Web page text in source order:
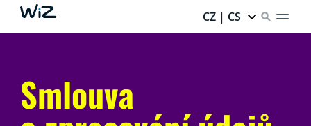
CZ | CS
Smlouva